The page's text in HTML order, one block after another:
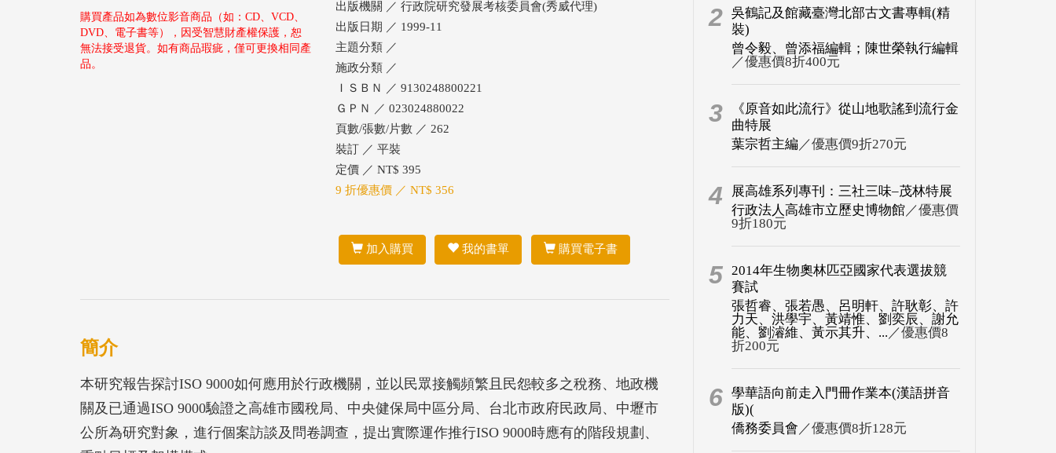
購買產品如為數位影音商品（如：CD、VCD、
DVD、電子書等），因受智慧財產權保護，恕
無法接受退貨。如有商品瑕疵，僅可更換相同產
品。
出版機關 ／ 行政院研究發展考核委員會(秀威代理)
出版日期 ／ 1999-11
主題分類 ／
施政分類 ／
ＩＳＢＮ ／ 9130248800221
ＧＰＮ ／ 023024880022
頁數/張數/片數 ／ 262
裝訂 ／ 平裝
定價 ／ NT$ 395
9 折優惠價 ／ NT$ 356
加入購買 我的書單 購買電子書
簡介
本研究報告探討ISO 9000如何應用於行政機關，並以民眾接觸頻繁且民怨較多之稅務、地政機
關及已通過ISO 9000驗證之高雄市國稅局、中央健保局中區分局、台北市政府民政局、中壢市
公所為研究對象，進行個案訪談及問卷調查，提出實際運作推行ISO 9000時應有的階段規劃、
2 吳鶴記及館藏臺灣北部古文書專輯(精
裝)
曾令毅、曾添福編輯；陳世榮執行編輯
／優惠價8折400元
3
《原音如此流行》從山地歌謠到流行金
曲特展
葉宗哲主編 ／優惠價9折270元
4
展高雄系列專刊：三社三味–茂林特展
行政法人高雄市立歷史博物館／優惠價
9折180元
5 2014年生物奧林匹亞國家代表選拔競
賽試
張哲睿、張若愚、呂明軒、許耿彰、許
力天、洪學宇、黃靖惟、劉奕辰、謝允
能、劉濬維、黃示其升、... ／優惠價8
折200元
6 學華語向前走入門冊作業本(漢語拼音
版)(
僑務委員會 ／優惠價8折128元